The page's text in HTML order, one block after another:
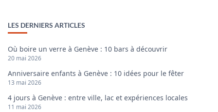
LES DERNIERS ARTICLES
Où boire un verre à Genève : 10 bars à découvrir
20 mai 2026
Anniversaire enfants à Genève : 10 idées pour le fêter
13 mai 2026
4 jours à Genève : entre ville, lac et expériences locales
11 mai 2026